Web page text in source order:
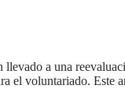
a una
el voluntariado. Este